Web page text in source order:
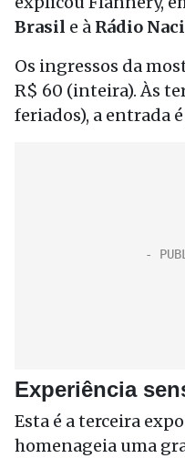
Brasil e à Rádio
Os ingressos da
R$ 60 (inteira). Às
feriados), a entrada
Experiência
Esta é a terceira
homenageia uma